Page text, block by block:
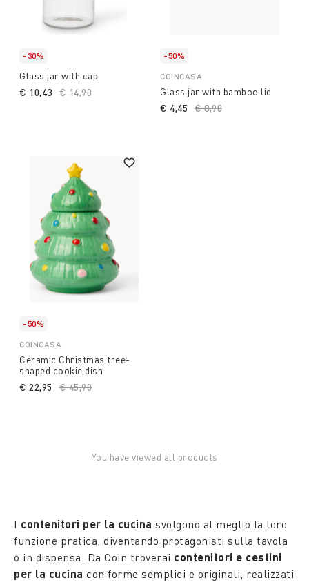
-30%
Glass jar with cap
Price reduced from
€ 14,90
€ 10,43
-50%
COINCASA
Glass jar with bamboo lid
Price reduced from
€ 8,90
€ 4,45
-50%
COINCASA
Ceramic Christmas tree-
shaped cookie dish
Price reduced from
€ 45,90
€ 22,95
You have viewed all products
I contenitori per la cucina svolgono al meglio la loro
funzione pratica, diventando protagonisti sulla tavola
o in dispensa. Da Coin troverai contenitori e cestini
per la cucina con forme semplici e originali, realizzati